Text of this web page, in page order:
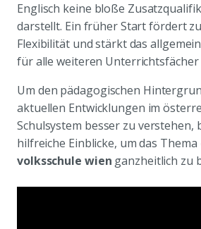
Englisch keine bloße
darstellt. Ein früher Start fördert
Flexibilität und stärkt das
für alle weiteren Unterrichtsfächer
Um den pädagogischen
aktuellen Entwicklungen im
Schulsystem besser zu verstehen,
hilfreiche Einblicke, um das Thema
volksschule wien ganzheitlich zu